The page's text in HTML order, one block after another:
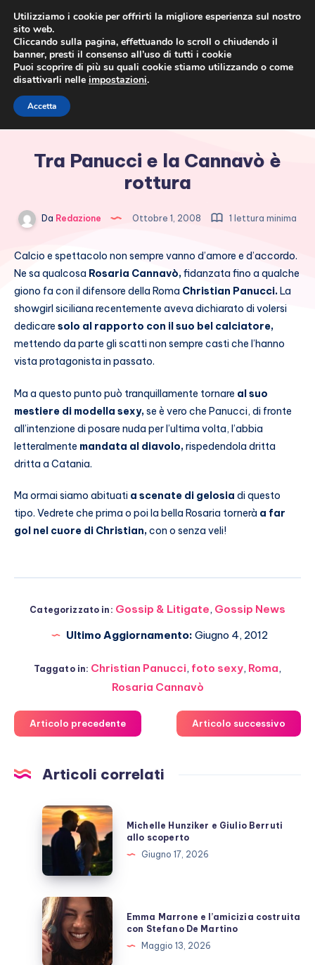
Tra Panucci e la Cannavò è
rottura
Da Redazione Ottobre 1, 2008 1 lettura minima
Calcio e spettacolo non sempre vanno d’amore e d’accordo.
Ne sa qualcosa Rosaria Cannavò,fidanzata fino a qualche
giono fa con il difensore della Roma Christian Panucci.La
showgirl siciliana recentemente aveva dichiarato di volersi
dedicare solo al rapporto con il suo bel calciatore,
mettendo da parte gli scatti non sempre casti che l’hanno
vista protagonista in passato.
Ma a questo punto può tranquillamente tornare al suo
mestiere di modella sexy,se è vero che Panucci, di fronte
all’intenzione di posare nuda per l’ultima volta, l’abbia
letteralmente mandata al diavolo,rispedendola dritta
dritta a Catania.
Ma ormai siamo abituati a scenate di gelosia di questo
tipo. Vedrete che prima o poi la bella Rosaria tornerà a far
gol nel cuore di Christian,con o senza veli!
Categorizzato in: Gossip & Litigate, Gossip News
Ultimo Aggiornamento: Giugno 4, 2012
Taggato in: Christian Panucci, foto sexy, Roma,
Rosaria Cannavò
Articolo precedente Articolo successivo
Articoli correlati
Michelle
Hunziker
e
Berruti
allo
scoperto
Michelle Hunziker e Giulio Berruti
allo scoperto
Giugno 17, 2026
Emma
Marrone
e
l’amicizia
Emma Marrone e l’amicizia costruita
con Stefano De Martino
Maggio 13, 2026
Utilizziamo i cookie per offrirti la migliore esperienza sul nostro
sito web.
Cliccando sulla pagina, effettuando lo scroll o chiudendo il
banner, presti il consenso all’uso di tutti i cookie
Puoi scoprire di più su quali cookie stiamo utilizzando o come
disattivarli nelle impostazioni.
Accetta